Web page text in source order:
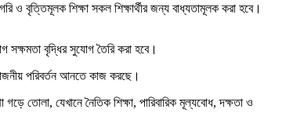
ও বৃত্তিমূলক শিক্ষা সকল শিক্ষার্থীর জন্য বাধ্যতামূলক করা হবে।
সক্ষমতা বৃদ্ধির সুযোগ তৈরি করা হবে।
পরিবর্তন আনতে কাজ করছে।
তোলা, যেখানে নৈতিক শিক্ষা, পারিবারিক মূল্যবোধ, দক্ষতা ও